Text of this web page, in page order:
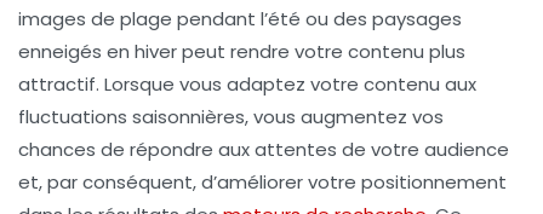
images de plage pendant l’été ou des paysages
enneigés en hiver peut rendre votre contenu plus
attractif. Lorsque vous adaptez votre contenu aux
fluctuations saisonnières, vous augmentez vos
chances de répondre aux attentes de votre audience
et, par conséquent, d’améliorer votre positionnement